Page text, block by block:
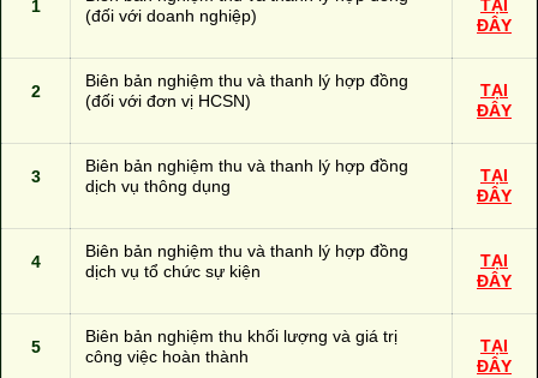
1
(đối với doanh nghiệp)
TẠI
ĐÂY
2
Biên bản nghiệm thu và thanh lý hợp đồng
(đối với đơn vị HCSN)
TẠI
ĐÂY
3
Biên bản nghiệm thu và thanh lý hợp đồng
dịch vụ thông dụng
TẠI
ĐÂY
4
Biên bản nghiệm thu và thanh lý hợp đồng
dịch vụ tổ chức sự kiện
TẠI
ĐÂY
5
Biên bản nghiệm thu khối lượng và giá trị
công việc hoàn thành
TẠI
ĐÂY